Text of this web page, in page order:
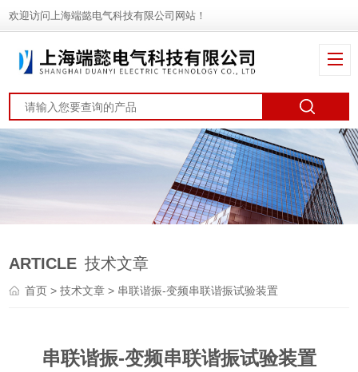
欢迎访问上海端懿电气科技有限公司网站！
ARTICLE 技术文章
首页 >技术文章 > 串联谐振-变频串联谐振试验装置
串联谐振-变频串联谐振试验装置